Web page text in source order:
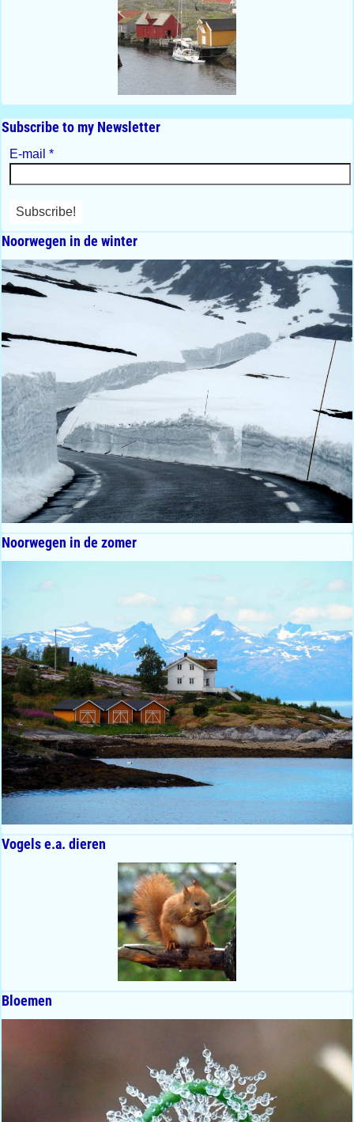
Subscribe to my Newsletter
E-mail *
Noorwegen in de winter
Noorwegen in de zomer
Vogels e.a. dieren
Bloemen